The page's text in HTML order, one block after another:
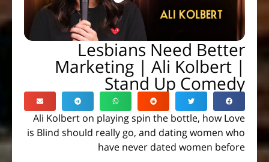
Lesbians Need Better
Marketing | Ali Kolbert |
Stand Up Comedy
Ali Kolbert on playing spin the bottle, how Love
is Blind should really go, and dating women who
have never dated women before